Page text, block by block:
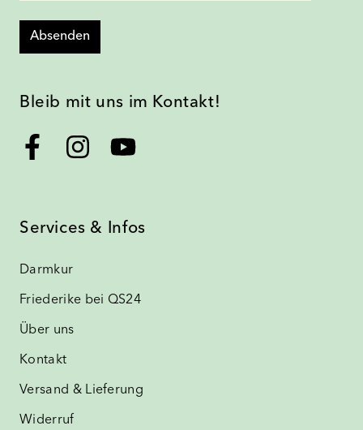
Absenden
Bleib mit uns im Kontakt!
Services & Infos
Darmkur
Friederike bei QS24
Über uns
Kontakt
Versand & Lieferung
Widerruf